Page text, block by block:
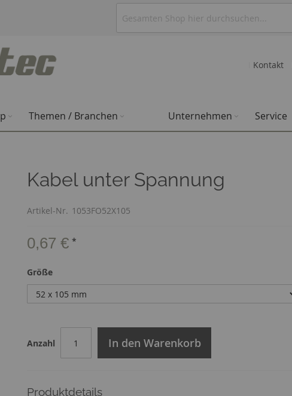
Kontakt
Themen / Branchen Service
Unternehmen
Kabel unter Spannung
Artikel-Nr. 1053FO52X105
0,67 € *
Größe
Anzahl In den Warenkorb
Produktdetails